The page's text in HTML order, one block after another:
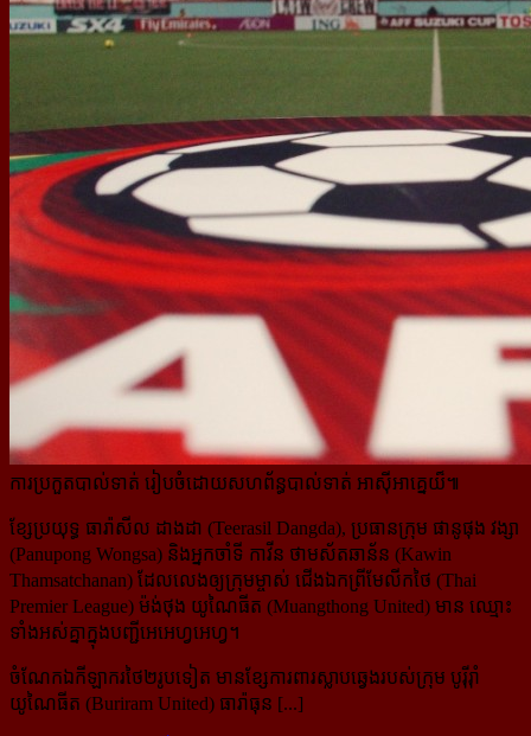
ការប្រកួតបាល់ទាត់ រៀបចំដោយសហព័ន្ធបាល់ទាត់ អាស៊ីអាគ្នេយ៏៕
ខ្សែប្រយុទ្ធ ធារ៉ាសីល ដាងដា (Teerasil Dangda), ប្រធានក្រុម ផានូផុង វង្សា
(Panupong Wongsa) និងអ្នកចាំទី កាវីន ថាមស័តឆាន័ន (Kawin
Thamsatchanan) ដែលលេងឲ្យក្រុមម្ចាស់ ជើងឯកព្រីមែលីកថៃ (Thai
Premier League) ម៉ង់ថុង យូណៃធីត (Muangthong United) មាន ឈ្មោះ
ទាំងអស់គ្នាក្នុងបញ្ជីអេអេហ្វអេហ្វ។
ចំណែកឯកីឡាករថៃ២រូបទៀត មានខ្សែការពារស្លាបឆ្វេងរបស់ក្រុម បូរ៉ីរ៉ាំ
យូណៃធីត (Buriram United) ធារ៉ាធុន [...]